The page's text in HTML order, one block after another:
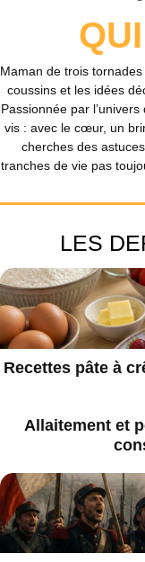
Maman de trois
coussins et les idées
Passionnée par
vis : avec le cœur, un
cherches des
tranches de vie pas
LES
Recettes pâte à
Allaitement et